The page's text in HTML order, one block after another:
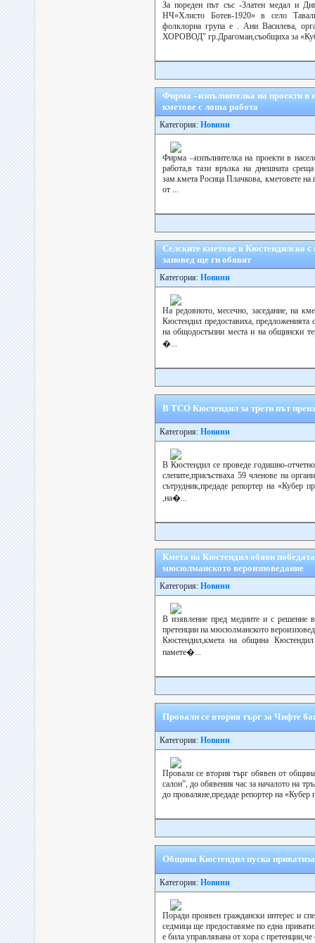
За пореден път със -Златен медал и
НЧ»Хлисто Ботев-1920» в село
фолклорна група е . Ани Василева,
ХОРОВОД" гр.Драгоман,съобщиха за
Фирма –изпълнителка на проекти
кметове с лоша работа
Категория: Новини
Фирма –изпълнителка на проекти в
работа,в тази връзка на днешната
зам.кмета Росица Плачкова, кметовете на
от ...
Селските кметове в Кюстендилско
заповед ще ги обявят
Категория: Новини
На редовното, месечно, заседание, на
Кюстендил предоставиха, предложенията
на общодостъпни места и на общински
�...
В ТСО Кюстендил за трети път
Категория: Новини
В Кюстендил се проведе годишно-
слепите,присъстваха 59 членове на
сътрудник,предаде репортер на «Кубер
,на�...
Кмета на Кюстендил обяви
мюсюлманското вероизповедание
Категория: Новини
В изявление пред медиите и с решение
претенции на мюсюлманското
Кюстендил,кмета на община
памете�...
Провали се втория търг за Чифте
Категория: Новини
Провали се втория търг обявен от
салон”, до обявения час за началото на
до проваляне,предаде репортер на
Община Кюстендил пуска
Категория: Новини
Поради проявен граждански интерес и
седмица ще предоставяме по една
е била управлявана от хора с